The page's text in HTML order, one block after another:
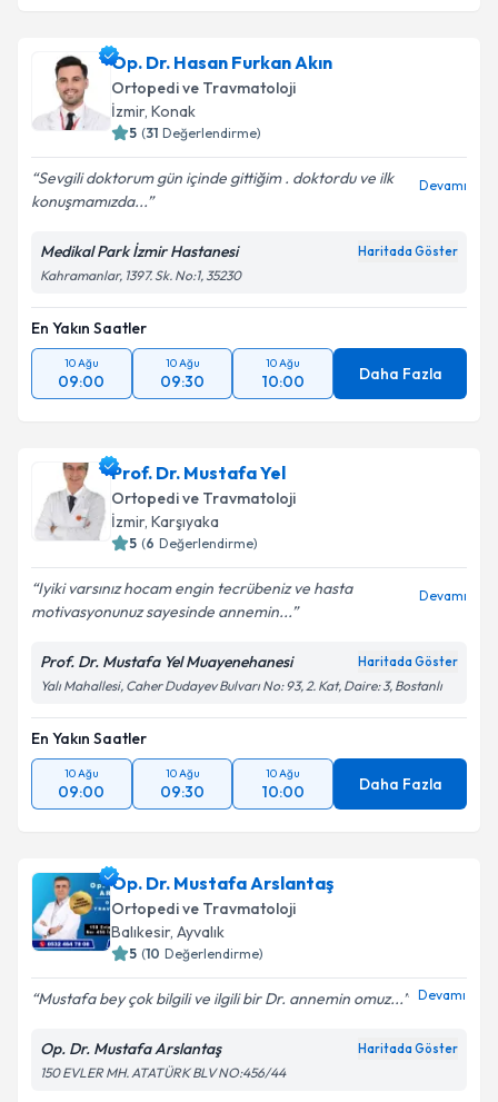
Op. Dr. Hasan Furkan Akın
Ortopedi ve Travmatoloji
İzmir, Konak
5 (31 Değerlendirme)
Sevgili doktorum gün içinde gittiğim . doktordu ve ilk
konuşmamızda...
Devamı
Medikal Park İzmir Hastanesi Haritada Göster
Kahramanlar, 1397. Sk. No:1, 35230
En Yakın Saatler
10 Ağu
09:00
10 Ağu
09:30
10 Ağu
10:00 Daha Fazla
Prof. Dr. Mustafa Yel
Ortopedi ve Travmatoloji
İzmir, Karşıyaka
5 (6 Değerlendirme)
Iyiki varsınız hocam engin tecrübeniz ve hasta
motivasyonunuz sayesinde annemin...
Devamı
Prof. Dr. Mustafa Yel Muayenehanesi Haritada Göster
Yalı Mahallesi, Caher Dudayev Bulvarı No: 93, 2. Kat, Daire: 3, Bostanlı
En Yakın Saatler
10 Ağu
09:00
10 Ağu
09:30
10 Ağu
10:00 Daha Fazla
Op. Dr. Mustafa Arslantaş
Ortopedi ve Travmatoloji
Balıkesir, Ayvalık
5 (10 Değerlendirme)
Mustafa bey çok bilgili ve ilgili bir Dr. annemin omuz... Devamı
Op. Dr. Mustafa Arslantaş Haritada Göster
150 EVLER MH. ATATÜRK BLV NO:456/44